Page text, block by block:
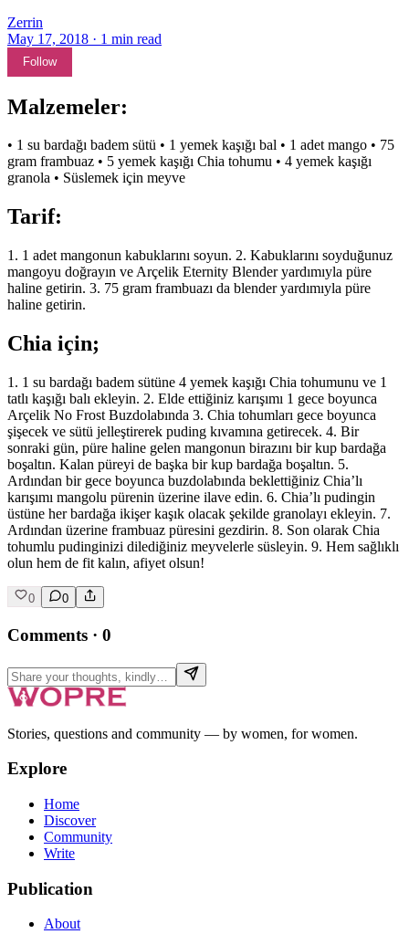
Zerrin
May 17, 2018 · 1 min read
Follow
Malzemeler:
• 1 su bardağı badem sütü • 1 yemek kaşığı bal • 1 adet mango • 75
gram frambuaz • 5 yemek kaşığı Chia tohumu • 4 yemek kaşığı
granola • Süslemek için meyve
Tarif:
1. 1 adet mangonun kabuklarını soyun. 2. Kabuklarını soyduğunuz
mangoyu doğrayın ve Arçelik Eternity Blender yardımıyla püre
haline getirin. 3. 75 gram frambuazı da blender yardımıyla püre
haline getirin.
Chia için;
1. 1 su bardağı badem sütüne 4 yemek kaşığı Chia tohumunu ve 1
tatlı kaşığı balı ekleyin. 2. Elde ettiğiniz karışımı 1 gece boyunca
Arçelik No Frost Buzdolabında 3. Chia tohumları gece boyunca
şişecek ve sütü jelleştirerek puding kıvamına getirecek. 4. Bir
sonraki gün, püre haline gelen mangonun birazını bir kup bardağa
boşaltın. Kalan püreyi de başka bir kup bardağa boşaltın. 5.
Ardından bir gece boyunca buzdolabında beklettiğiniz Chia’lı
karışımı mangolu pürenin üzerine ilave edin. 6. Chia’lı pudingin
üstüne her bardağa ikişer kaşık olacak şekilde granolayı ekleyin. 7.
Ardından üzerine frambuaz püresini gezdirin. 8. Son olarak Chia
tohumlu pudinginizi dilediğiniz meyvelerle süsleyin. 9. Hem sağlıklı
olun hem de fit kalın, afiyet olsun!
0 0
Comments · 0
Stories, questions and community — by women, for women.
Explore
Home
Discover
Community
Write
Publication
About